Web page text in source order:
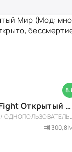
Toilet Fight Открытый Мир (Мод: много чипов, денег, все открыто, бессмертие, урон, 50+ читов)
АРКАДЫ / ОДНОПОЛЬЗОВАТЕЛЬСКИЕ / ОФЛАЙН / МОД
300,8